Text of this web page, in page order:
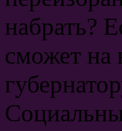
набрать?
сможет на